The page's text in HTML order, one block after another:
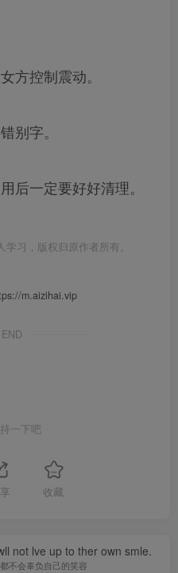
方控制震动。
别字。
后一定要好好清理。
习，版权归原作者所有。
m.aizihai.vip
一下吧
收藏
not lve up to ther own smle.
不会辜负自己的笑容